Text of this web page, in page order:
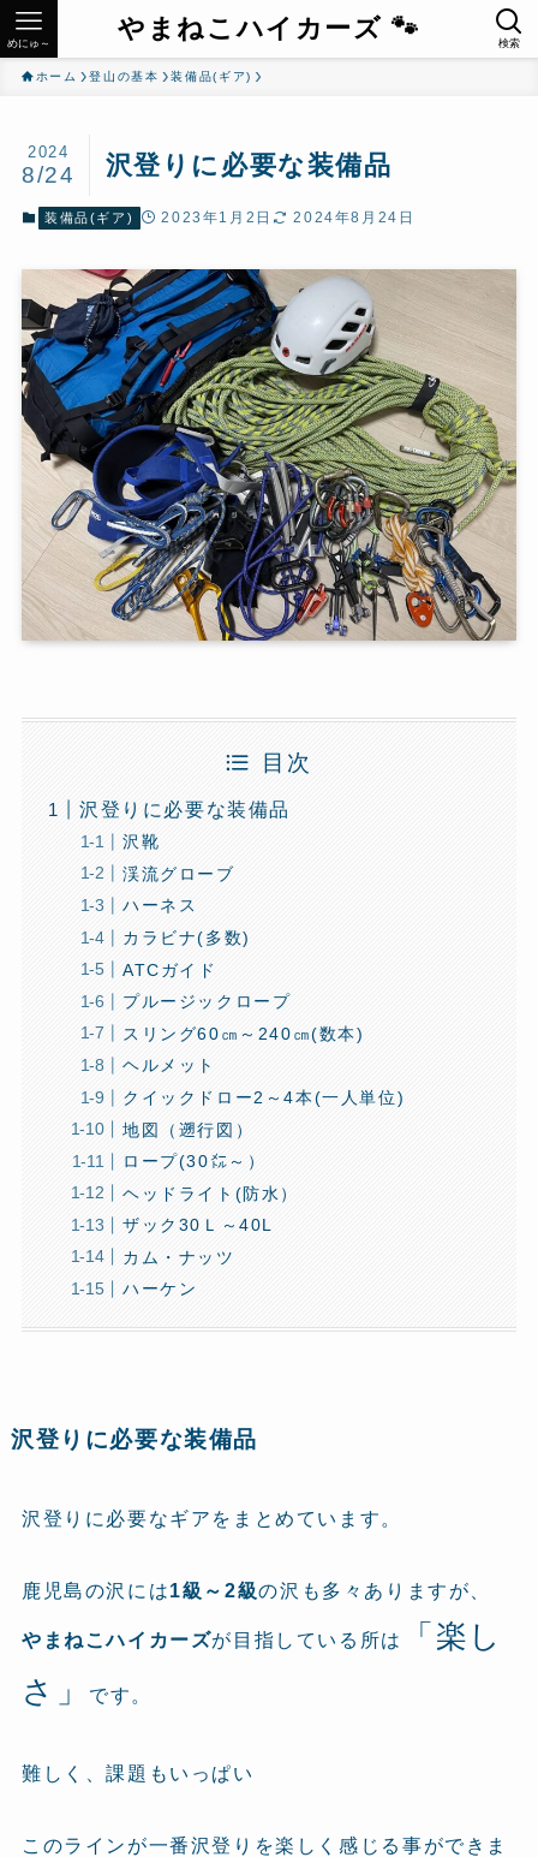
やまねこハイカーズ 🐾 検索
めにゅ～
ホーム 登山の基本 装備品(ギア)
沢登りに必要な装備品
2024
8/24
装備品(ギア) 2023年1月2日 2024年8月24日
目次
沢登りに必要な装備品
沢靴
渓流グローブ
ハーネス
カラビナ(多数)
ATCガイド
プルージックロープ
スリング60㎝～240㎝(数本)
ヘルメット
クイックドロー2～4本(一人単位)
地図（遡行図）
ロープ(30㍍～）
ヘッドライト(防水）
ザック30Ｌ～40L
カム・ナッツ
ハーケン
沢登りに必要な装備品
沢登りに必要なギアをまとめています。
鹿児島の沢には1級～2級の沢も多々ありますが、
やまねこハイカーズが目指している所は
「楽し
さ」
です。
難しく、課題もいっぱい
このラインが一番沢登りを楽しく感じる事ができま